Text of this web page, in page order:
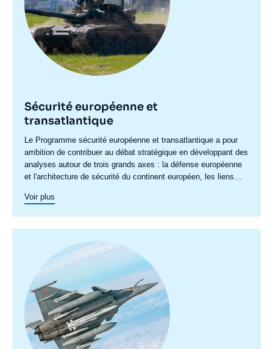
Sécurité européenne et
transatlantique
Accroche
centre
Le Programme sécurité européenne et transatlantique a pour
ambition de contribuer au débat stratégique en développant des
analyses autour de trois grands axes : la défense européenne
et l'architecture de sécurité du continent européen, les liens
l'Atlantique bord (OTAN) et l'Union européenne (UE), ainsi que
Voir plus
principale